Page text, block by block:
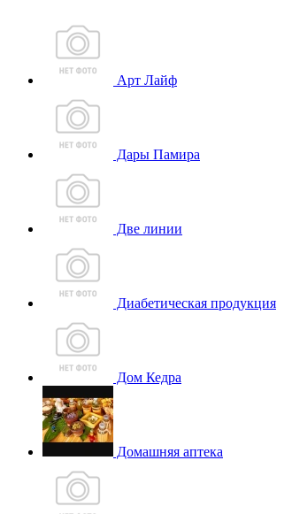
Арт Лайф
Дары Памира
Две линии
Диабетическая продукция
Дом Кедра
Домашняя аптека